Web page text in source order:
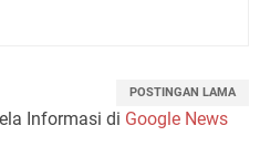
POSTINGAN LAMA
Informasi di Google News